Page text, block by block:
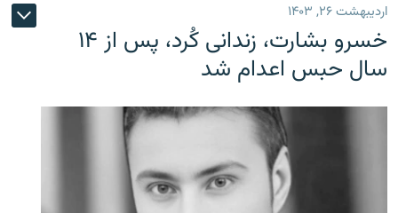
اردیبهشت ۲۶, ۱۴۰۳
خسرو بشارت، زندانی کُرد، پس از ۱۴
سال حبس اعدام شد